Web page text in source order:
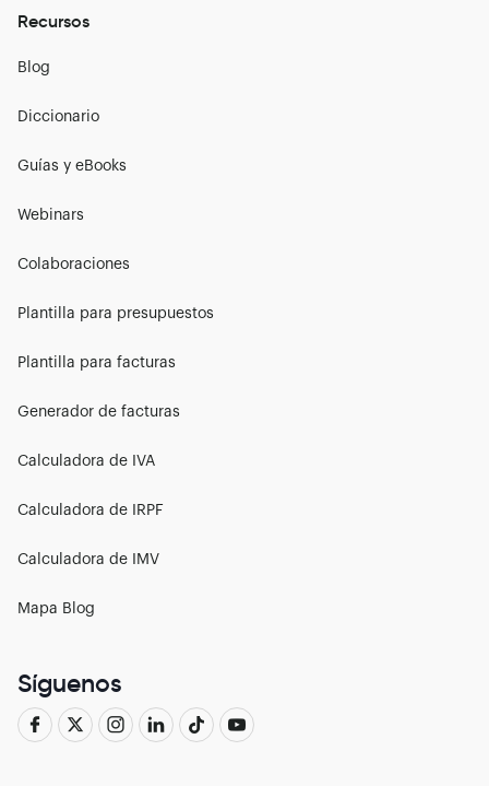
Recursos
Blog
Diccionario
Guías y eBooks
Webinars
Colaboraciones
Plantilla para presupuestos
Plantilla para facturas
Generador de facturas
Calculadora de IVA
Calculadora de IRPF
Calculadora de IMV
Mapa Blog
Síguenos